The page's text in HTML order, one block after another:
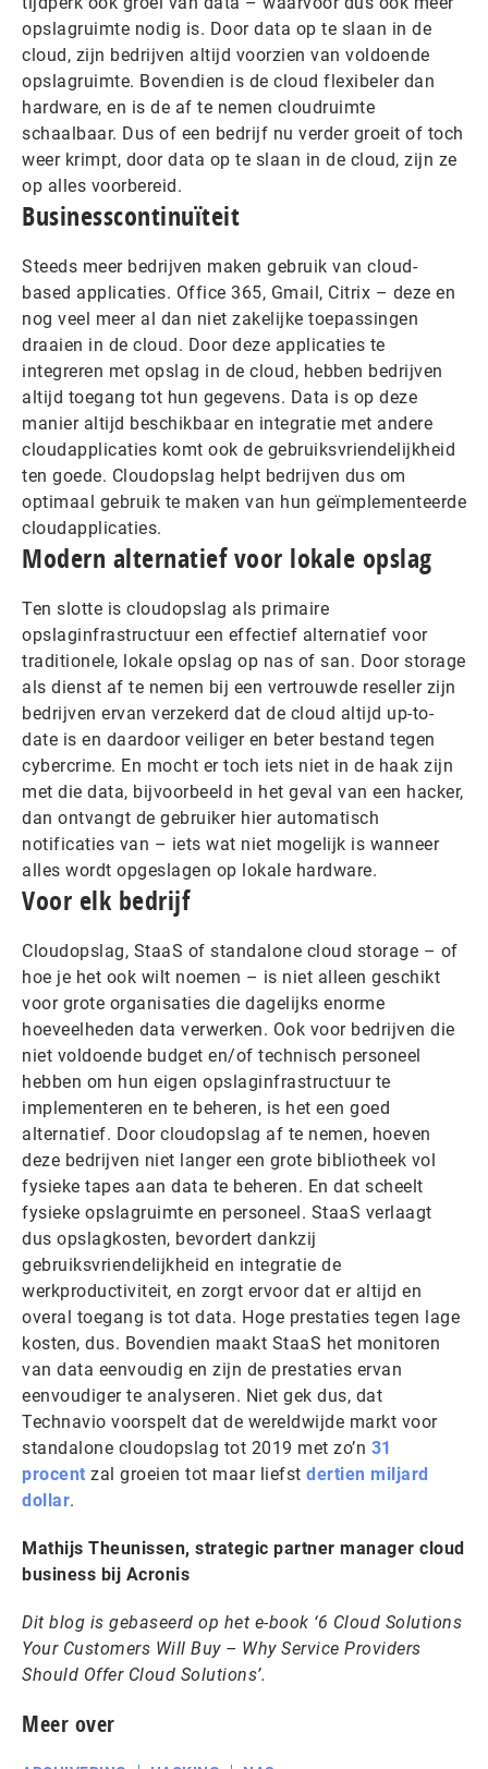
opslagruimte nodig is. Door data op te slaan in de
cloud, zijn bedrijven altijd voorzien van voldoende
opslagruimte. Bovendien is de cloud flexibeler dan
hardware, en is de af te nemen cloudruimte
schaalbaar. Dus of een bedrijf nu verder groeit of toch
weer krimpt, door data op te slaan in de cloud, zijn ze
op alles voorbereid.
Businesscontinuïteit
Steeds meer bedrijven maken gebruik van cloud-
based applicaties. Office 365, Gmail, Citrix – deze en
nog veel meer al dan niet zakelijke toepassingen
draaien in de cloud. Door deze applicaties te
integreren met opslag in de cloud, hebben bedrijven
altijd toegang tot hun gegevens. Data is op deze
manier altijd beschikbaar en integratie met andere
cloudapplicaties komt ook de gebruiksvriendelijkheid
ten goede. Cloudopslag helpt bedrijven dus om
optimaal gebruik te maken van hun geïmplementeerde
cloudapplicaties.
Modern alternatief voor lokale opslag
Ten slotte is cloudopslag als primaire
opslaginfrastructuur een effectief alternatief voor
traditionele, lokale opslag op nas of san. Door storage
als dienst af te nemen bij een vertrouwde reseller zijn
bedrijven ervan verzekerd dat de cloud altijd up-to-
date is en daardoor veiliger en beter bestand tegen
cybercrime. En mocht er toch iets niet in de haak zijn
met die data, bijvoorbeeld in het geval van een hacker,
dan ontvangt de gebruiker hier automatisch
notificaties van – iets wat niet mogelijk is wanneer
alles wordt opgeslagen op lokale hardware.
Voor elk bedrijf
Cloudopslag, StaaS of standalone cloud storage – of
hoe je het ook wilt noemen – is niet alleen geschikt
voor grote organisaties die dagelijks enorme
hoeveelheden data verwerken. Ook voor bedrijven die
niet voldoende budget en/of technisch personeel
hebben om hun eigen opslaginfrastructuur te
implementeren en te beheren, is het een goed
alternatief. Door cloudopslag af te nemen, hoeven
deze bedrijven niet langer een grote bibliotheek vol
fysieke tapes aan data te beheren. En dat scheelt
fysieke opslagruimte en personeel. StaaS verlaagt
dus opslagkosten, bevordert dankzij
gebruiksvriendelijkheid en integratie de
werkproductiviteit, en zorgt ervoor dat er altijd en
overal toegang is tot data. Hoge prestaties tegen lage
kosten, dus. Bovendien maakt StaaS het monitoren
van data eenvoudig en zijn de prestaties ervan
eenvoudiger te analyseren. Niet gek dus, dat
Technavio voorspelt dat de wereldwijde markt voor
standalone cloudopslag tot 2019 met zo’n 31
procent zal groeien tot maar liefst dertien miljard
dollar.
Mathijs Theunissen, strategic partner manager cloud
business bij Acronis
Dit blog is gebaseerd op het e-book ‘6 Cloud Solutions
Your Customers Will Buy – Why Service Providers
Should Offer Cloud Solutions’.
Meer over